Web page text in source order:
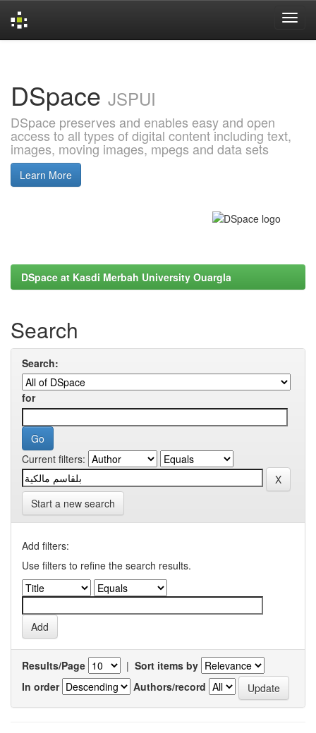
DSpace JSPUI
DSpace preserves and enables easy and open
access to all types of digital content including text,
images, moving images, mpegs and data sets
Learn More
DSpace at Kasdi Merbah University Ouargla
Search
Search:
for
Current filters:
Start a new search
Add filters:
Use filters to refine the search results.
Results/Page | Sort items by
In order
Authors/record